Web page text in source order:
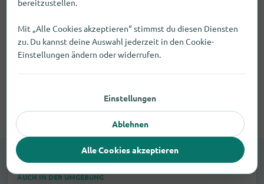
AUCH IN DER UMGEBUNG
Mit „Alle Cookies akzeptieren“ stimmst du diesen Diensten
zu. Du kannst deine Auswahl jederzeit in den Cookie-
Einstellungen ändern oder widerrufen.
Einstellungen
Ablehnen
Alle Cookies akzeptieren